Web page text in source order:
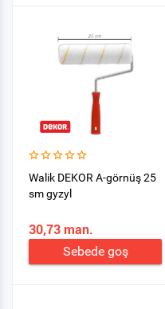
Walik DEKOR A-görnüş 25
sm gyzyl
30,73 man.
Sebede goş